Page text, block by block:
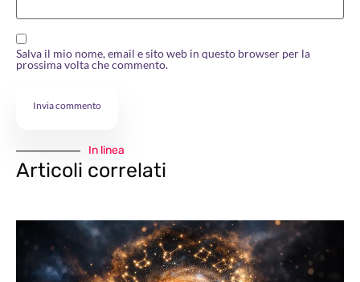
Salva il mio nome, email e sito web in questo browser per la
prossima volta che commento.
In linea
Articoli correlati